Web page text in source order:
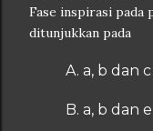
Fase inspirasi pada
ditunjukkan pada
A. a, b dan c
B. a, b dan e